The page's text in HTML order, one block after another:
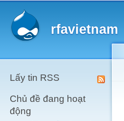
rfavietnam
Lấy tin RSS
Chủ đề đang hoạt
động